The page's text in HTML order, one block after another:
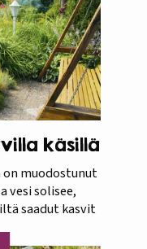
käsillä
muodostunut
vesi solisee,
saadut kasvit